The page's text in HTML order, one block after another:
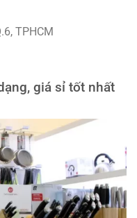
TPHCM
giá sỉ tốt nhất